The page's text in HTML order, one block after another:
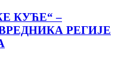
КУЋЕ“ –
РЕГИЈЕ